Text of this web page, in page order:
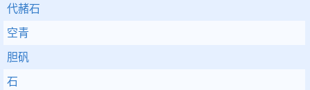
代赭石
空青
胆矾
石